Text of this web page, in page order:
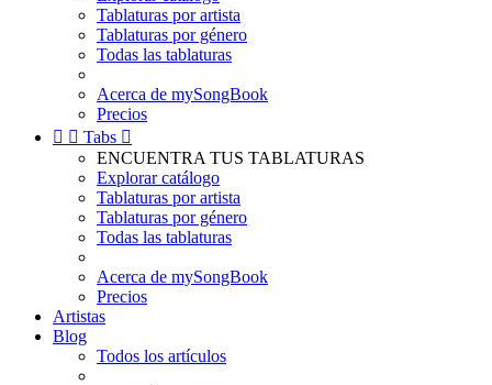
Tablaturas por artista
Tablaturas por género
Todas las tablaturas
Acerca de mySongBook
Precios
  Tabs 
ENCUENTRA TUS TABLATURAS
Explorar catálogo
Tablaturas por artista
Tablaturas por género
Todas las tablaturas
Acerca de mySongBook
Precios
Artistas
Blog
Todos los artículos